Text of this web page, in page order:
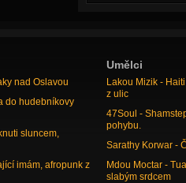
nad Oslavou
do hudebníkovy
sluncem,
imám, afropunk z
Umělci
Lakou Mizik -
z ulic
47Soul -
pohybu.
Sarathy Korwar -
Mdou Moctar -
slabým srdcem